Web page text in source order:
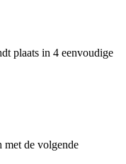
plaats in 4 eenvoudige
de volgende